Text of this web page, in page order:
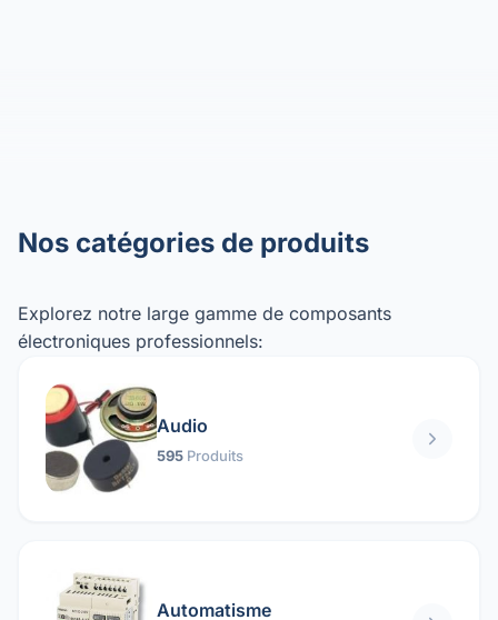
Nos catégories de produits
Explorez notre large gamme de composants
électroniques professionnels:
Audio
595 Produits
Automatisme